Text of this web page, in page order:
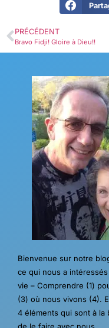
PRÉCÉDENT
Bravo Fidji! Gloire à Dieu!!
Bienvenue sur notre
ce qui nous a
vie – Comprendre (1)
(3) où nous vivons (4).
4 éléments qui sont à la